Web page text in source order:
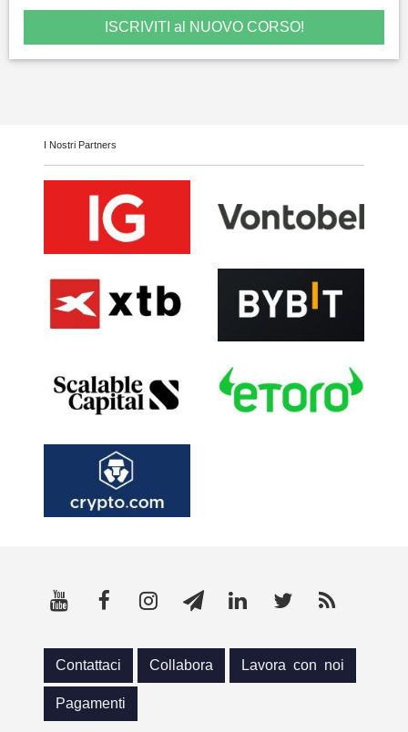
ISCRIVITI al NUOVO CORSO!
I Nostri Partners
Contattaci Collabora Lavora con noi
Pagamenti